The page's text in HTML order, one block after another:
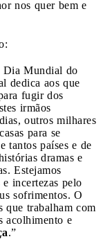
nos quer bem e
Dia Mundial do
dedica aos que
fugir dos
irmãos
outros milhares
para se
tantos países e de
dramas e
Estejamos
incertezas pelo
sofrimentos. O
que trabalham com
acolhimento e
.”